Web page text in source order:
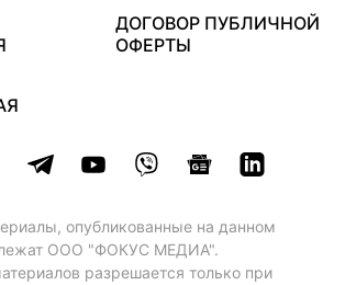
ДОГОВОР ПУБЛИЧНОЙ
ОФЕРТЫ
опубликованные на данном
ООО "ФОКУС МЕДИА".
разрешается только при